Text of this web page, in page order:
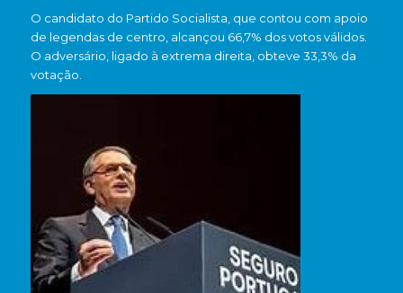
O candidato do Partido Socialista, que contou com apoio
de legendas de centro, alcançou 66,7% dos votos válidos.
O adversário, ligado à extrema direita, obteve 33,3% da
votação.